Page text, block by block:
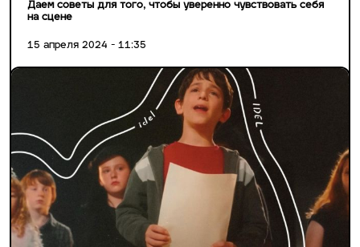
Даем советы для того, чтобы уверенно чувствовать себя
на сцене
15 апреля 2024 - 11:35